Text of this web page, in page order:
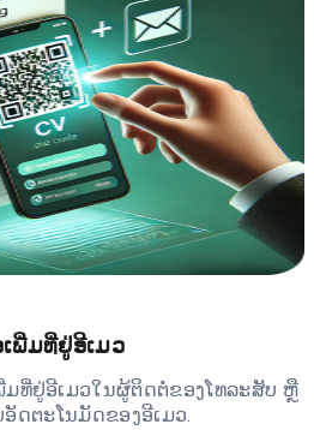
ເພີ່ມທີ່ຢູ່ອີເມວ
ມທີ່ຢູ່ອີເມວໃນຜູ້ຕິດຕໍ່ຂອງໂທລະສັບ ຫຼື
ອັດຕະໂນມັດຂອງອີເມວ.